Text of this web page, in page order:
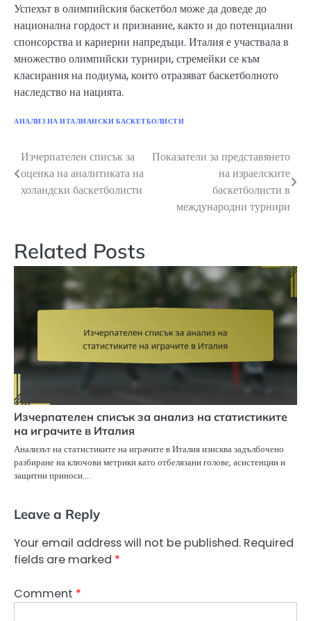
Успехът в олимпийския баскетбол може да доведе до
национална гордост и признание, както и до потенциални
спонсорства и кариерни напредъци. Италия е участвала в
множество олимпийски турнири, стремейки се към
класирания на подиума, които отразяват баскетболното
наследство на нацията.
АНАЛИЗ НА ИТАЛИАНСКИ БАСКЕТБОЛИСТИ
Post
navigation
Изчерпателен списък за
оценка на аналитиката на
холандски баскетболисти
Показатели за представянето
на израелските
баскетболисти в
международни турнири
Related Posts
Изчерпателен списък за анализ на статистиките
на играчите в Италия
Анализът на статистиките на играчите в Италия изисква задълбочено
разбиране на ключови метрики като отбелязани голове, асистенции и
защитни приноси.…
Leave a Reply
Your email address will not be published. Required
fields are marked *
Comment *